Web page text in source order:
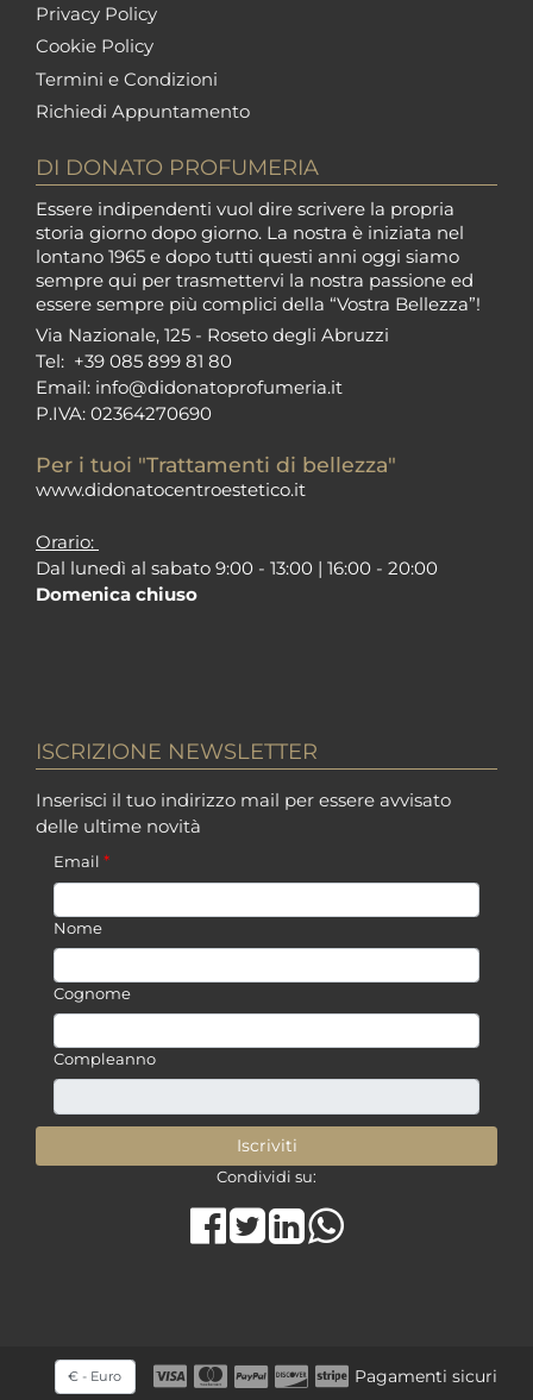
Privacy Policy
Cookie Policy
Termini e Condizioni
Richiedi Appuntamento
DI DONATO PROFUMERIA
Essere indipendenti vuol dire scrivere la propria
storia giorno dopo giorno. La nostra è iniziata nel
lontano 1965 e dopo tutti questi anni oggi siamo
sempre qui per trasmettervi la nostra passione ed
essere sempre più complici della “Vostra Bellezza”!
Via Nazionale, 125 - Roseto degli Abruzzi
Tel: +39 085 899 81 80
Email: info@didonatoprofumeria.it
P.IVA: 02364270690
Per i tuoi "Trattamenti di bellezza"
www.didonatocentroestetico.it
Orario:
Dal lunedì al sabato 9:00 - 13:00 | 16:00 - 20:00
Domenica chiuso
ISCRIZIONE NEWSLETTER
Inserisci il tuo indirizzo mail per essere avvisato
delle ultime novità
Email *
Nome
Cognome
Compleanno
Condividi su:
Share on Facebook
TweetShare on LinkedIn
Seleziona una valuta Pagamenti sicuri